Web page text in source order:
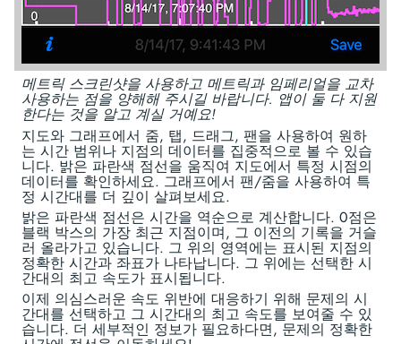
메트릭 스크린샷을 사용하고 메트릭과 임페리얼을 교차
사용하는 점을 양해해 주시길 바랍니다. 앱이 둘 다 지원
한다는 것을 알고 계실 거예요!
지도와 그래프에서 줌, 탭, 드래그, 팬을 사용하여 원하
는 시간 범위나 지점의 데이터를 집중적으로 볼 수 있습
니다. 밝은 파란색 점선을 움직여 지도에서 특정 시점의
데이터를 확인하세요. 그래프에서 팬/줌을 사용하여 특
정 시간대를 더 깊이 살펴보세요.
밝은 파란색 점선은 시간을 역순으로 계산합니다. 0점은
블랙 박스의 가장 최근 지점이며, 그 이전의 기록을 거슬
러 올라가고 있습니다. 그 위의 영역에는 표시된 지점의
정확한 시간과 좌표가 나타납니다. 그 위에는 선택한 시
간대의 최고 속도가 표시됩니다.
이제 의심스러운 속도 위반에 대응하기 위해 문제의 시
간대를 선택하고 그 시간대의 최고 속도를 보여줄 수 있
습니다. 더 세부적인 정보가 필요하다면, 문제의 정확한